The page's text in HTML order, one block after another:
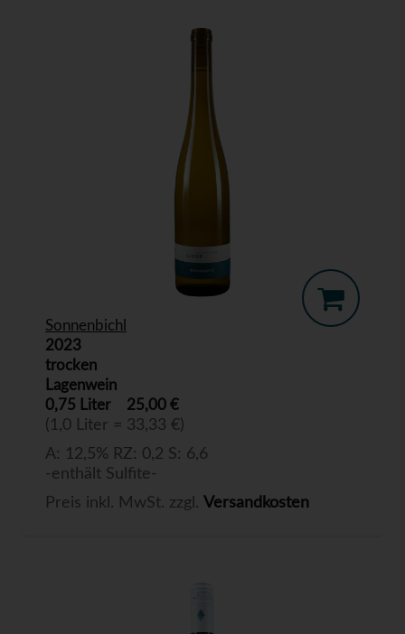
Sonnenbichl
2023
trocken
Lagenwein
0,75 Liter
25,00 €
(1,0 Liter = 33,33 €)
A: 12,5% RZ: 0,2 S: 6,6
-enthält Sulfite-
Preis inkl. MwSt. zzgl. Versandkosten